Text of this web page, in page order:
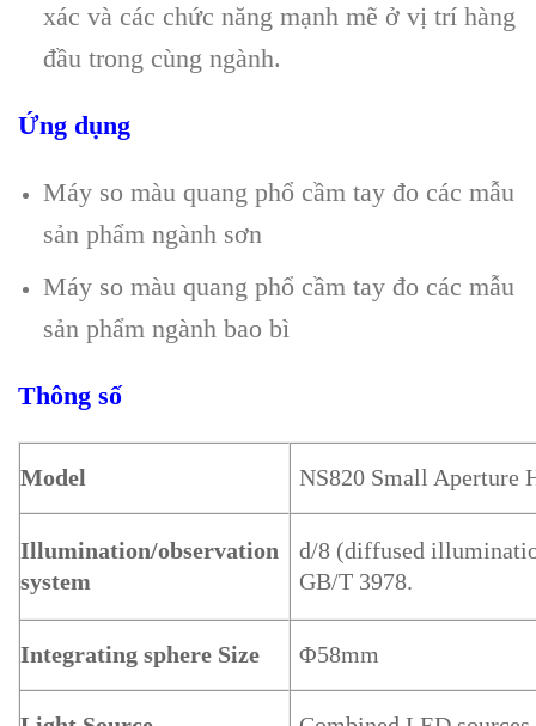
xác và các chức năng mạnh mẽ ở vị trí hàng
đầu trong cùng ngành.
Ứng dụng
Máy so màu quang phổ cầm tay đo các mẫu
sản phẩm ngành sơn
Máy so màu quang phổ cầm tay đo các mẫu
sản phẩm ngành bao bì
Thông số
Model NS820 Small Aperture
Illumination/observation
system
d/8 (diffused
GB/T 3978.
Integrating sphere Size Φ58mm